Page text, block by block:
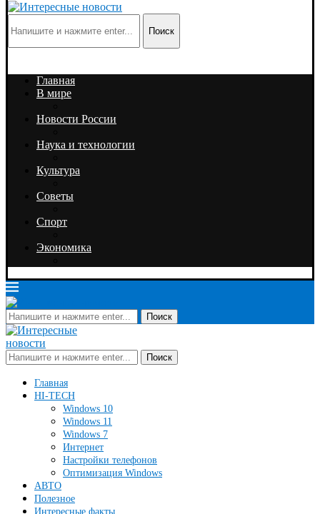
Поиск
Главная
В мире
Новости России
Наука и технологии
Культура
Советы
Спорт
Экономика
Поиск
Поиск
Главная
HI-TECH
Windows 10
Windows 11
Windows 7
Интернет
Настройки телефонов
Оптимизация Windows
АВТО
Полезное
Интересные факты